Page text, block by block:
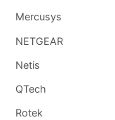
Mercusys
NETGEAR
Netis
QTech
Rotek